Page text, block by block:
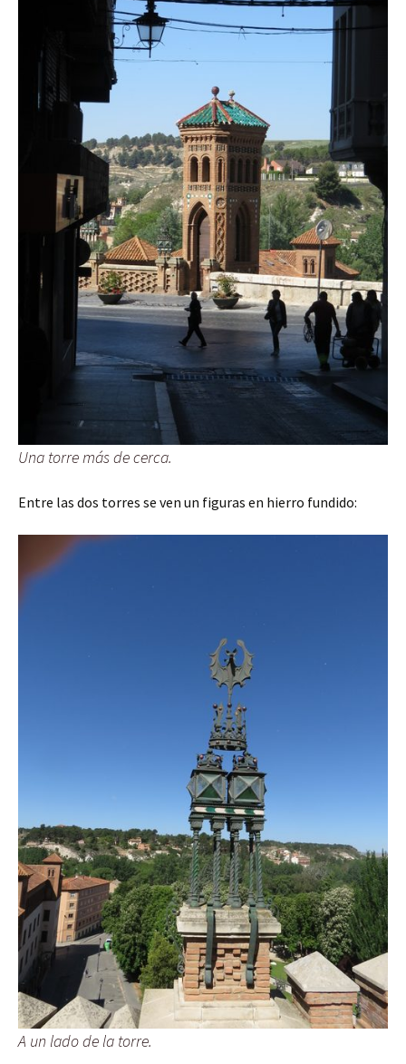
Una torre más de cerca.
Entre las dos torres se ven un figuras en hierro fundido:
A un lado de la torre.